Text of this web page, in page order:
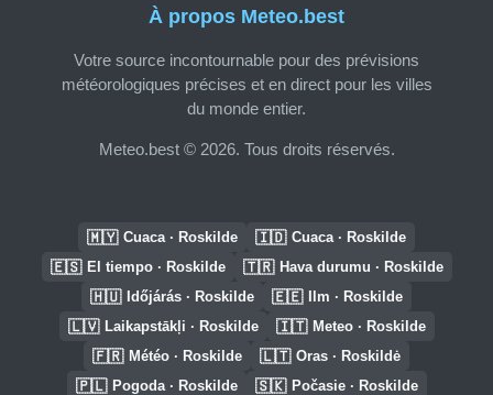
À propos Meteo.best
Votre source incontournable pour des prévisions
météorologiques précises et en direct pour les villes
du monde entier.
Meteo.best © 2026. Tous droits réservés.
🇲🇾 Cuaca · Roskilde 🇮🇩 Cuaca · Roskilde
🇪🇸 El tiempo · Roskilde 🇹🇷 Hava durumu · Roskilde
🇭🇺 Időjárás · Roskilde 🇪🇪 Ilm · Roskilde
🇱🇻 Laikapstākļi · Roskilde 🇮🇹 Meteo · Roskilde
🇫🇷 Météo · Roskilde 🇱🇹 Oras · Roskildė
🇵🇱 Pogoda · Roskilde 🇸🇰 Počasie · Roskilde